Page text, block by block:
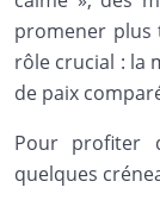
promener plus
rôle crucial : la
de paix
Pour profiter
quelques